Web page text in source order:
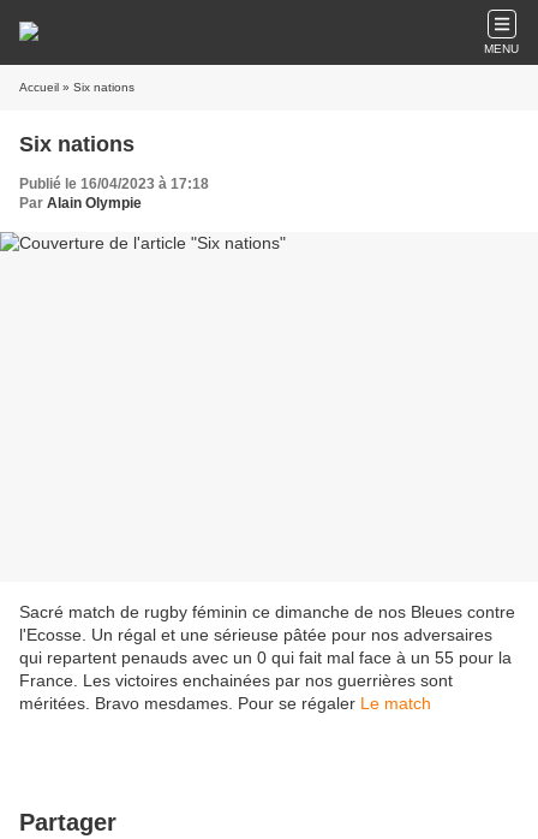
MENU
Accueil » Six nations
Six nations
Publié le 16/04/2023 à 17:18
Par Alain Olympie
Sacré match de rugby féminin ce dimanche de nos Bleues contre
l'Ecosse. Un régal et une sérieuse pâtée pour nos adversaires
qui repartent penauds avec un 0 qui fait mal face à un 55 pour la
France. Les victoires enchainées par nos guerrières sont
méritées. Bravo mesdames. Pour se régaler Le match
Partager